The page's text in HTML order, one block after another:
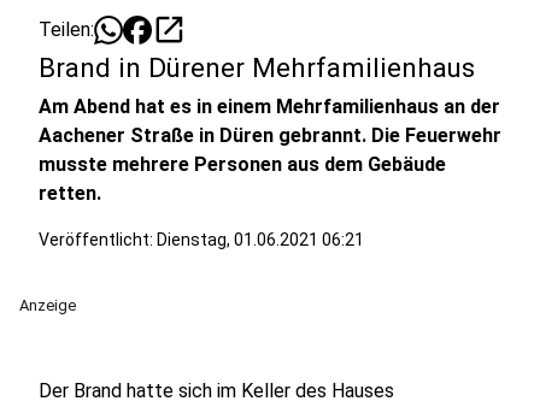
Teilen: open_in_new
Brand in Dürener Mehrfamilienhaus
Am Abend hat es in einem Mehrfamilienhaus an der
Aachener Straße in Düren gebrannt. Die Feuerwehr
musste mehrere Personen aus dem Gebäude
retten.
Veröffentlicht: Dienstag, 01.06.2021 06:21
Anzeige
Der Brand hatte sich im Keller des Hauses